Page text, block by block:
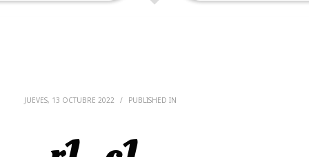
JUEVES, 13 OCTUBRE 2022 / PUBLISHED IN